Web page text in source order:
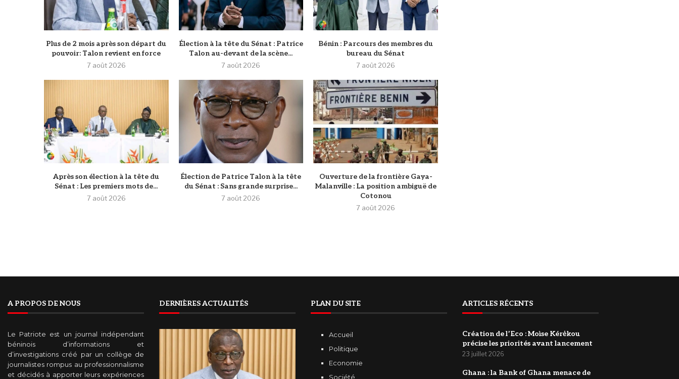
Plus de 2 mois après son départ du
pouvoir: Talon revient en force
7 août 2026
Élection à la tête du Sénat : Patrice
Talon au-devant de la scène...
7 août 2026
Bénin : Parcours des membres du
bureau du Sénat
7 août 2026
Après son élection à la tête du
Sénat : Les premiers mots de...
7 août 2026
Élection de Patrice Talon à la tête
du Sénat : Sans grande surprise...
7 août 2026
Ouverture de la frontière Gaya-
Malanville : La position ambiguë de
Cotonou
7 août 2026
A PROPOS DE NOUS
Le Patriote est un journal indépendant
béninois d’informations et
d’investigations créé par un collège de
journalistes rompus au professionnalisme
et décidés à apporter leurs expériences
DERNIÈRES ACTUALITÉS PLAN DU SITE
Accueil
Politique
Economie
Société
ARTICLES RÉCENTS
Création de l’Eco : Moìse Kérėkou
précise les priorités avant lancement
23 juillet 2026
‎Ghana : la Bank of Ghana menace de